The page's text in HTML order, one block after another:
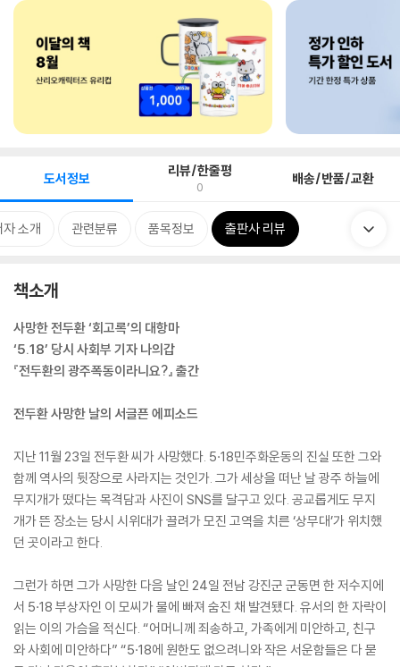
도서정보 리뷰/한줄평
0 배송/반품/교환
자 소개 관련분류 품목정보 출판사 리뷰
책소개
사망한 전두환 ‘회고록’의 대항마
‘5.18’ 당시 사회부 기자 나의갑
『전두환의 광주폭동이라니요?』 출간
전두환 사망한 날의 서글픈 에피소드
지난 11월 23일 전두환 씨가 사망했다. 5·18민주화운동의 진실 또한 그와
함께 역사의 뒷장으로 사라지는 것인가. 그가 세상을 떠난 날 광주 하늘에
무지개가 떴다는 목격담과 사진이 SNS를 달구고 있다. 공교롭게도 무지
개가 뜬 장소는 당시 시위대가 끌려가 모진 고역을 치른 ‘상무대’가 위치했
던 곳이라고 한다.
그런가 하면 그가 사망한 다음 날인 24일 전남 강진군 군동면 한 저수지에
서 5·18 부상자인 이 모씨가 물에 빠져 숨진 채 발견됐다. 유서의 한 자락이
읽는 이의 가슴을 적신다. “어머니께 죄송하고, 가족에게 미안하고, 친구
와 사회에 미안하다” “5·18에 원한도 없으려니와 작은 서운함들은 다 묻